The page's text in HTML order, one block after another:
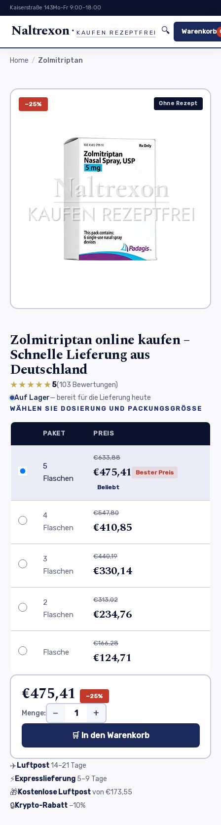
Kaiserstraße 143Mo-Fr 9:00–18:00
Naltrexon KAUFEN REZEPTFREI 🔍 Warenkorb
Home Zolmitriptan
−25% Ohne Rezept
Zolmitriptan online kaufen –
Schnelle Lieferung aus
Deutschland
★★★★★5(103 Bewertungen)
Auf Lager— bereit für die Lieferung heute
WÄHLEN SIE DOSIERUNG UND PACKUNGSGRÖSSE
PAKET PREIS
5
Flaschen
€633,88
€475,41 Bester Preis
Beliebt
4
Flaschen
€547,80
€410,85
3
Flaschen
€440,19
€330,14
2
Flaschen
€313,02
€234,76
Flasche
€166,28
€124,71
€475,41 −25%
Menge: − +
🛒 In den Warenkorb
✈️Luftpost14–21 Tage
⚡Expresslieferung 5–9 Tage
🎁Kostenlose Luftpostvon €173,55
🔒Krypto-Rabatt −10%